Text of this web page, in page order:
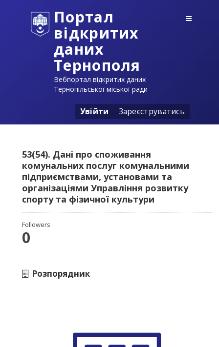
Портал
відкритих
даних
Тернополя
Вебпортал відкритих даних
Тернопільської міської ради
Увійти Зареєструватись
53(54). Дані про споживання
комунальних послуг комунальними
підприємствами, установами та
організаціями Управління розвитку
спорту та фізичної культури
Followers
0
Розпорядник